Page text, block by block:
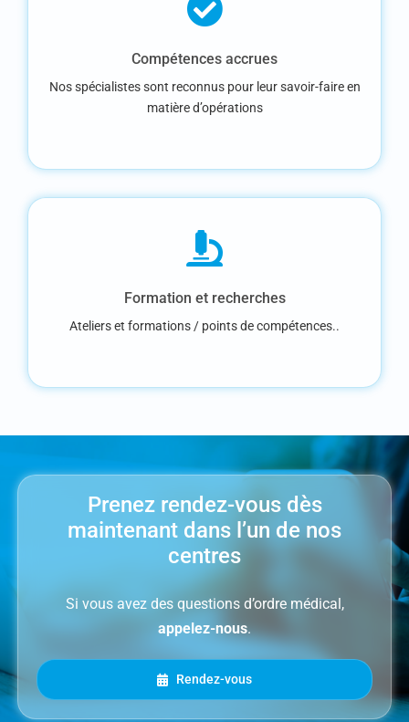
Compétences accrues
Nos spécialistes sont reconnus pour leur savoir-faire en
matière d’opérations
Formation et recherches
Ateliers et formations / points de compétences..
Prenez rendez-vous dès
maintenant dans l’un de nos
centres
Si vous avez des questions d’ordre médical,
appelez-nous.
Rendez-vous